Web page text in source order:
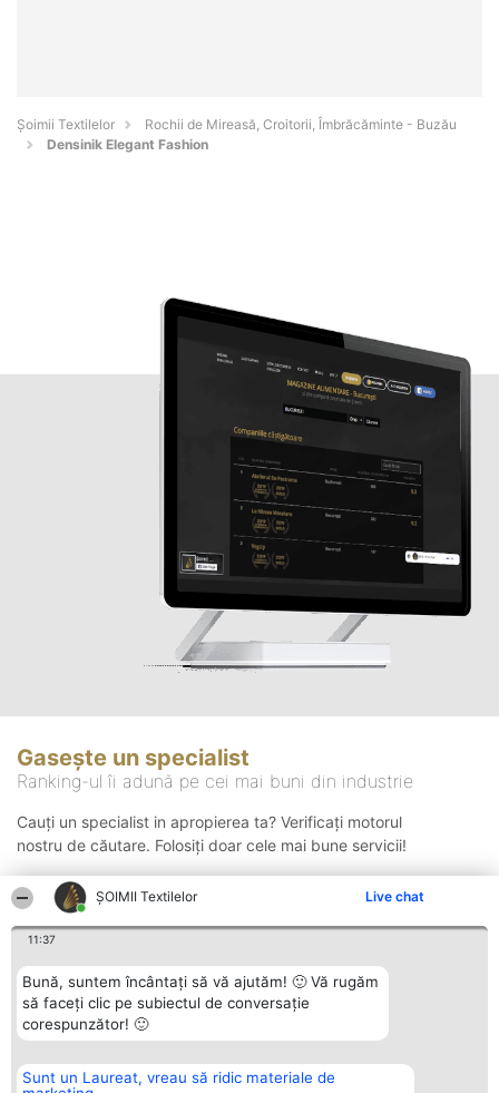
ȘOIMII Textilelor Live chat
11:37
Bună, suntem încântați să vă ajutăm! 🙂 Vă rugăm
să faceți clic pe subiectul de conversație
corespunzător! 🙂
Sunt un Laureat, vreau să ridic materiale de
Șoimii Textilelor
Rochii de Mireasă, Croitorii, Îmbrăcăminte - Buzău
Densinik Elegant Fashion
Gasește un specialist
Ranking-ul îi adună pe cei mai buni din industrie
Cauți un specialist in apropierea ta? Verificați motorul
nostru de căutare. Folosiți doar cele mai bune servicii!
Organizator Ranking Plebiscyt Contact